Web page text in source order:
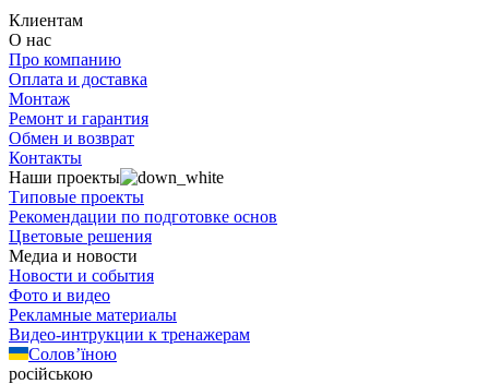
Клиентам
О нас
Про компанию
Оплата и доставка
Монтаж
Ремонт и гарантия
Обмен и возврат
Контакты
Наши проекты
Типовые проекты
Рекомендации по подготовке основ
Цветовые решения
Медиа и новости
Новости и события
Фото и видео
Рекламные материалы
Видео-интрукции к тренажерам
Солов’їною
російською